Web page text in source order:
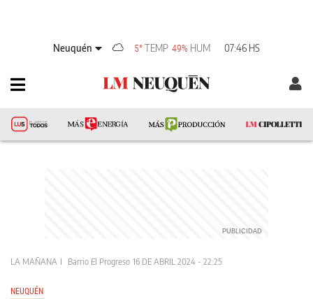
Neuquén 5°TEMP 49% HUM 07:46 HS
LA MAÑANA Barrio El Progreso 16 DE ABRIL 2024 - 22:25
NEUQUÉN